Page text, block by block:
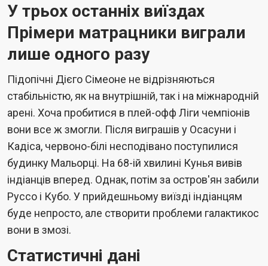
У трьох останніх виїздах
Прімери матрацники виграли
лише одного разу
Підопічні Дієго Сімеоне не відрізняються
стабільністю, як на внутрішній, так і на міжнародній
арені. Хоча пробитися в плей-офф Ліги чемпіонів
вони все ж змогли. Після виграшів у Осасуни і
Кадіса, червоно-білі несподівано поступилися
будинку Мальорці. На 68-ій хвилині Кунья вивів
індіанців вперед. Однак, потім за остров'ян забили
Руссо і Кубо. У прийдешньому виїзді індіанцям
буде непросто, але створити проблеми галактикос
вони в змозі.
Статистичні дані